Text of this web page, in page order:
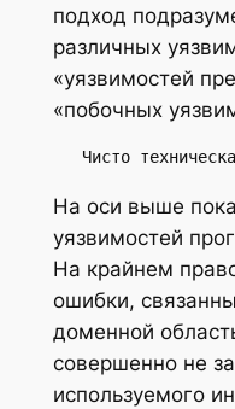
подход
различных
«уязвимостей
«побочных
Чисто
На оси выше
уязвимостей
На крайнем
ошибки,
доменной
совершенно не
используемого